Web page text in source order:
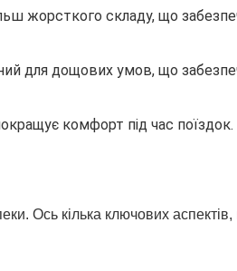
жорсткого складу, що
для дощових умов, що
комфорт під час поїздок.
Ось кілька ключових аспектів,